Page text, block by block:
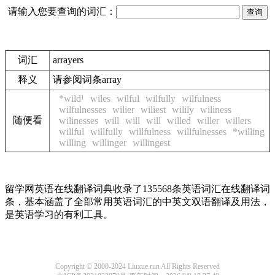
请输入您要查询的词汇：
词汇
arrayers
释义
请参阅词条array
随便看
*wild¹ wiles wilful wilfully wilfulness
wilfulnesses wilier wiliest wilily wiliness
wilinesses will will will willed willer willers
willful
willfully willfulness willfulnesses
*willing
willing
willinger willingest
留学网英语在线翻译词典收录了135568条英语词汇在线翻译词
条，基本涵盖了全部常用英语词汇的中英文双语翻译及用法，
是英语学习的有利工具。
Copyright © 2000-2024 Liuxue.run All Rights Reserved